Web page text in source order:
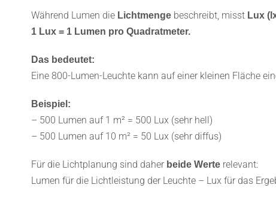
Während Lumen die Lichtmengebeschreibt, misst Lux
1 Lux = 1 Lumen pro Quadratmeter.
Das bedeutet:
Eine 800-Lumen-Leuchte kann auf einer kleinen Fläche
Beispiel:
– 500 Lumen auf 1 m² = 500 Lux (sehr hell)
– 500 Lumen auf 10 m² = 50 Lux (sehr diffus)
Für die Lichtplanung sind daher beide Werterelevant:
Lumen für die Lichtleistung der Leuchte – Lux für das